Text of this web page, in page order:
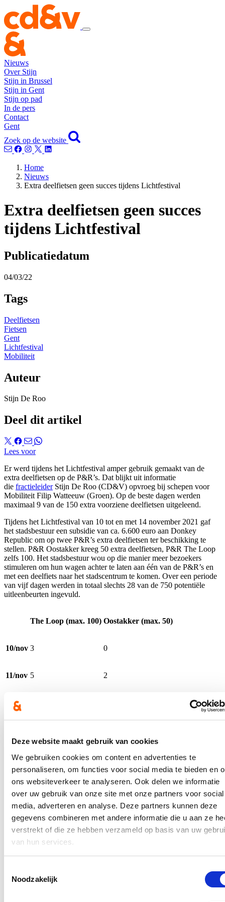
Deze website maakt gebruik van cookies
We gebruiken cookies om content en advertenties te
personaliseren, om functies voor social media te bieden en
ons websiteverkeer te analyseren. Ook delen we informatie
over uw gebruik van onze site met onze partners voor social
media, adverteren en analyse. Deze partners kunnen deze
gegevens combineren met andere informatie die u aan ze
verstrekt of die ze hebben verzameld op basis van uw
van hun services.
Noodzakelijk
Nieuws
Over Stijn
Stijn in Brussel
Stijn in Gent
Stijn op pad
In de pers
Contact
Gent
Zoek op de website
Home
Nieuws
Extra deelfietsen geen succes tijdens Lichtfestival
Extra deelfietsen geen succes
tijdens Lichtfestival
Publicatiedatum
04/03/22
Tags
Deelfietsen
Fietsen
Gent
Lichtfestival
Mobiliteit
Auteur
Stijn De Roo
Deel dit artikel
Lees voor
Er werd tijdens het Lichtfestival amper gebruik gemaakt van de
extra deelfietsen op de P&R’s. Dat blijkt uit informatie
die fractieleiderStijn De Roo (CD&V) opvroeg bij schepen voor
Mobiliteit Filip Watteeuw (Groen). Op de beste dagen werden
maximaal 9 van de 150 extra voorziene deelfietsen uitgeleend.
Tijdens het Lichtfestival van 10 tot en met 14 november 2021 gaf
het stadsbestuur een subsidie van ca. 6.600 euro aan Donkey
Republic om op twee P&R’s extra deelfietsen ter beschikking te
stellen. P&R Oostakker kreeg 50 extra deelfietsen, P&R The Loop
zelfs 100. Het stadsbestuur wou op die manier meer bezoekers
stimuleren om hun wagen achter te laten aan één van de P&R’s en
met een deelfiets naar het stadscentrum te komen. Over een periode
van vijf dagen werden in totaal slechts 28 van de 750 potentiële
uitleenbeurten ingevuld.
The Loop (max. 100) Oostakker (max. 50)
10/nov 3 0
11/nov 5 2
12/nov
14/nov 0 0
“Het gebruik van de fietsen staat helaas niet in verhouding tot de
hiervoor ingezette middelen. Mogelijke oorzaken hiervoor zijn de
geringe bekendheid van en kennis over het systeem, de slechte
zichtbaarheid van de fietsen (vooral op P&R Oostakker) en het
koude en donkere weer tijdens het Lichtfestival.”, aldus de schepen.
Vergeleken met de rest van november, lag het gebruik van de
deelfietsen op het hele grondgebied wél significant hoger tijdens het
Lichtfestival. Het fietsdeelsysteem kan daarom volgens de schepen
Stijn De Roo: “De extra deelfietsen op de P&R’s leverden